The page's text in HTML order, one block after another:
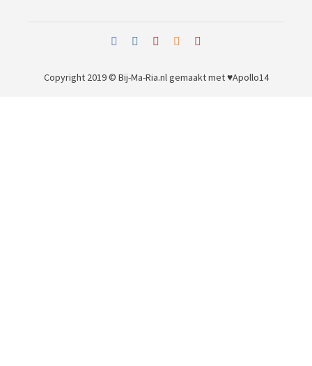
Copyright 2019 © Bij-Ma-Ria.nlgemaakt met ♥Apollo14